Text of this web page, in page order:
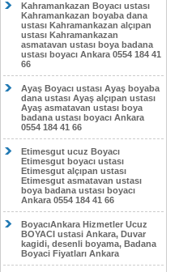
Kahramankazan Boyacı ustası
Kahramankazan boyaba dana
ustası Kahramankazan alçıpan
ustası Kahramankazan
asmatavan ustası boya badana
ustası boyacı Ankara 0554 184 41
66
Ayaş Boyacı ustası Ayaş boyaba
dana ustası Ayaş alçıpan ustası
Ayaş asmatavan ustası boya
badana ustası boyacı Ankara
0554 184 41 66
Etimesgut ucuz Boyacı
Etimesgut boyacı ustası
Etimesgut alçıpan ustası
Etimesgut asmatavan ustası
boya badana ustası boyacı
Ankara 0554 184 41 66
BoyacıAnkara Hizmetler Ucuz
BOYACI ustasi Ankara, Duvar
kagidi, desenli boyama, Badana
Boyaci Fiyatları Ankara